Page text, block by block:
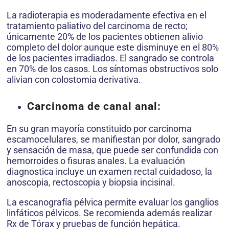
La radioterapia es moderadamente efectiva en el
tratamiento paliativo del carcinoma de recto;
únicamente 20% de los pacientes obtienen alivio
completo del dolor aunque este disminuye en el 80%
de los pacientes irradiados. El sangrado se controla
en 70% de los casos. Los síntomas obstructivos solo
alivian con colostomia derivativa.
Carcinoma de canal anal:
En su gran mayoría constituido por carcinoma
escamocelulares, se manifiestan por dolor, sangrado
y sensación de masa, que puede ser confundida con
hemorroides o fisuras anales. La evaluación
diagnostica incluye un examen rectal cuidadoso, la
anoscopia, rectoscopia y biopsia incisinal.
La escanografía pélvica permite evaluar los ganglios
linfáticos pélvicos. Se recomienda además realizar
Rx de Tórax y pruebas de función hepática.